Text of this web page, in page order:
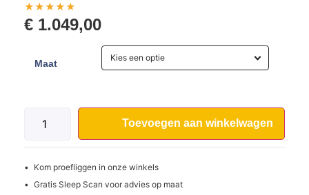
★★★★★
€ 1.049,00
Maat
Kies een optie
Toevoegen aan winkelwagen
Kom proefliggen in onze winkels
Gratis Sleep Scan voor advies op maat